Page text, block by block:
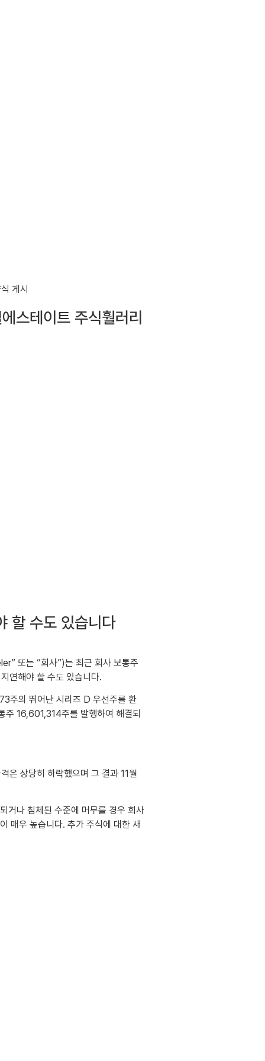
테이트 주식훨러리
할 수도 있습니다
또는 “회사”)는 최근 회사 보통주
연해야 할 수도 있습니다.
주의 뛰어난 시리즈 D 우선주를 환
16,601,314주를 발행하여 해결되
은 상당히 하락했으며 그 결과 11월
거나 침체된 수준에 머무를 경우 회사
매우 높습니다. 추가 주식에 대한 새